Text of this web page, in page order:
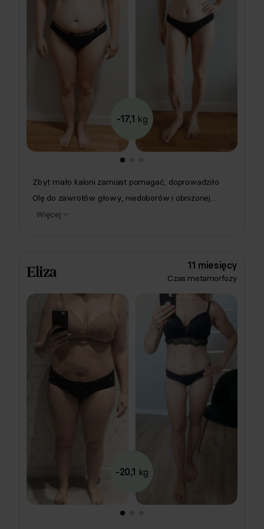
-17,1 kg
Zbyt mało kalorii zamiast pomagać, doprowadziło
Olę do zawrotów głowy, niedoborów i obniżonej
odporności. Z insulinoopornością i niedoczynnością
dietetykczka kliniczna Respo, zaczęła od odbudowy:
makarony, sałatki, wrapy, placuszki - posiłki proste,
sycące i dobrze skomponowane pod kątem
zdrowotnym. Efekty? 17 kg oraz 22 cm w pasie
mniej, a do tego lepsza odporność oraz relacja z
jedzeniem bez głodówek i wyrzeczeń. 💙
Więcej
Eliza 11 miesięcy
Czas metamorfozy
-20,1 kg